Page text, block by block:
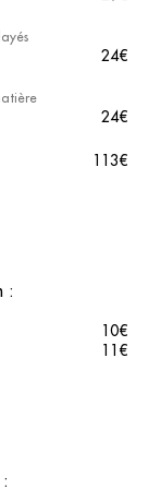
24€
24€
113€
:
10€
11 €
: